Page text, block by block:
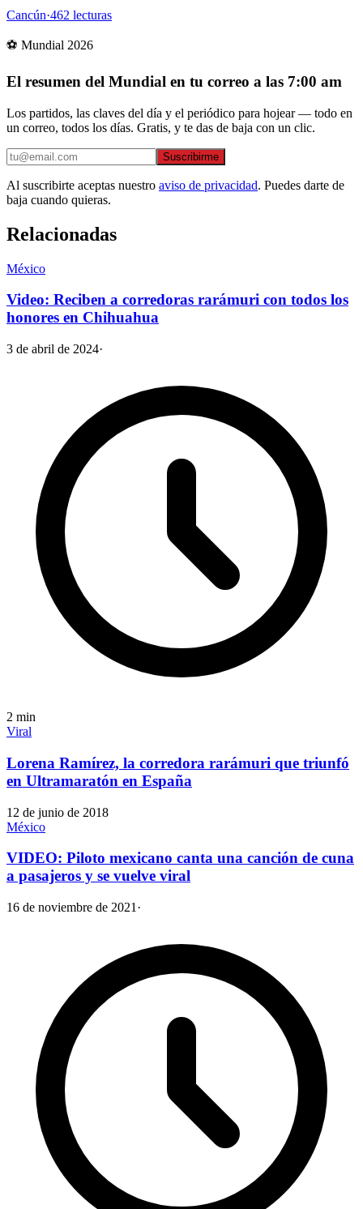
Cancún·462 lecturas
⚽ Mundial 2026
El resumen del Mundial en tu correo a las 7:00 am
Los partidos, las claves del día y el periódico para hojear — todo en
un correo, todos los días. Gratis, y te das de baja con un clic.
Suscribirme
Al suscribirte aceptas nuestro aviso de privacidad. Puedes darte de
baja cuando quieras.
Relacionadas
México
Video: Reciben a corredoras rarámuri con todos los
honores en Chihuahua
3 de abril de 2024·
2 min
Viral
Lorena Ramírez, la corredora rarámuri que triunfó
en Ultramaratón en España
12 de junio de 2018
México
VIDEO: Piloto mexicano canta una canción de cuna
a pasajeros y se vuelve viral
16 de noviembre de 2021 ·